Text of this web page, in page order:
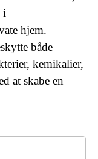
i
hjem.
både
kemikalier,
at skabe en